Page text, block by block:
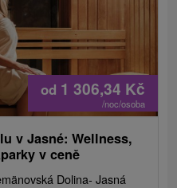
od 1 306,34 Kč
/noc/osoba
v Jasné: Wellness,
v ceně
Dolina- Jasná